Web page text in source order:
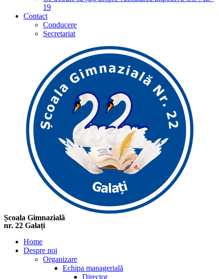
19
Contact
Conducere
Secretariat
Școala Gimnazială
nr. 22 Galați
Home
Despre noi
Organizare
Echipa managerială
Director